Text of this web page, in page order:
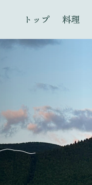
トップ 料理